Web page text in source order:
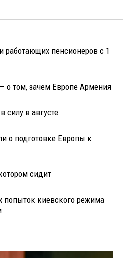
работающих пенсионеров с 1
о том, зачем Европе Армения
силу в августе
о подготовке Европы к
сидит
попыток киевского режима